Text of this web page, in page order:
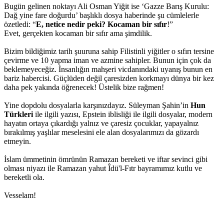
Bugün gelinen noktayı Ali Osman Yiğit ise ‘Gazze Barış Kurulu:
Dağ yine fare doğurdu’ başlıklı dosya haberinde şu cümlelerle
özetledi: “E, netice nedir peki? Kocaman bir sıfır!”
Evet, gerçekten kocaman bir sıfır ama şimdilik.
Bizim bildiğimiz tarih şuuruna sahip Filistinli yiğitler o sıfırı tersine
çevirme ve 10 yapma iman ve azmine sahipler. Bunun için çok da
beklemeyeceğiz. İnsanlığın mahşeri vicdanındaki uyanış bunun en
bariz habercisi. Güçlüden değil çaresizden korkmayı dünya bir kez
daha pek yakında öğrenecek! Üstelik bize rağmen!
Yine dopdolu dosyalarla karşınızdayız. Süleyman Şahin’in Hun
Türkleri ile ilgili yazısı, Epstein iblisliği ile ilgili dosyalar, modern
hayatın ortaya çıkardığı yalnız ve çaresiz çocuklar, yapayalnız
bırakılmış yaşlılar meselesini ele alan dosyalarımızı da gözardı
etmeyin.
İslam ümmetinin ömrünün Ramazan bereketi ve iftar sevinci gibi
olması niyazı ile Ramazan yahut Îdü'l-Fıtr bayramımız kutlu ve
bereketli ola.
Vesselam!